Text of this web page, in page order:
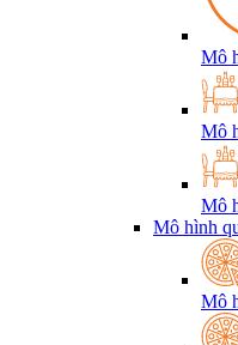
Mô
Mô
Mô
Mô hình
Mô